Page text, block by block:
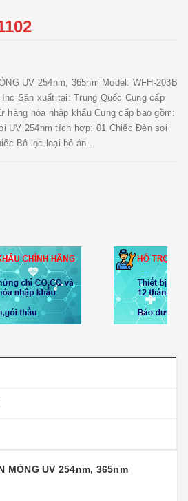
UV 254nm, 365nm Model: WFH-203B
Sản xuất tại: Trung Quốc Cung cấp
hàng hóa nhập khẩu Cung cấp bao gồm:
UV 254nm tích hợp: 01 Chiếc Đèn soi
Bộ lọc loại bỏ án...
MỎNG UV 254nm, 365nm